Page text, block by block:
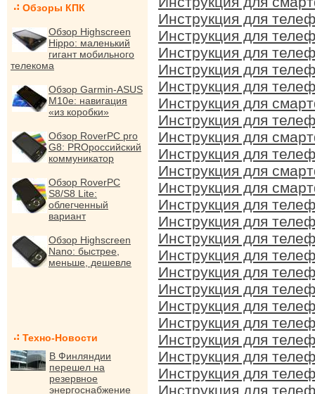
Обзоры КПК
Обзор Highscreen
Hippo: маленький
гигант мобильного
телекома
Обзор Garmin-ASUS
M10e: навигация
«из коробки»
Обзор RoverPC pro
G8: PROроссийский
коммуникатор
Обзор RoverPC
S8/S8 Lite:
облегченный
вариант
Обзор Highscreen
Nano: быстрее,
меньше, дешевле
Техно-Новости
В Финляндии
перешел на
резервное
энергоснабжение
Инструкция для
Инструкция для
Инструкция для
Инструкция для
Инструкция для
Инструкция для
Инструкция для
Инструкция для
Инструкция для
Инструкция для
Инструкция для
Инструкция для
Инструкция для
Инструкция для
Инструкция для
Инструкция для
Инструкция для
Инструкция для
Инструкция для
Инструкция для
Инструкция для
Инструкция для
Инструкция для